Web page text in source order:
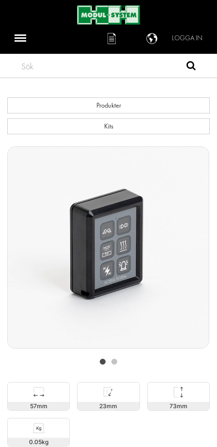
LOGGA IN
Sök
Produkter
Kits
57 23 73
0.05